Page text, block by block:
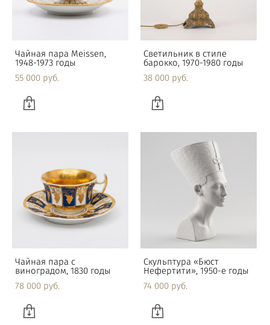
Чайная пара Meissen,
1948-1973 годы
55 000 pуб.
Светильник в стиле
барокко, 1970-1980 годы
38 000 pуб.
Чайная пара с
виноградом, 1830 годы
78 000 pуб.
Скульптура «Бюст
Нефертити», 1950-е годы
74 000 pуб.